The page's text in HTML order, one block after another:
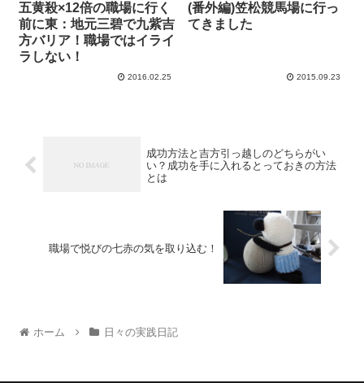
五黄殺×12倍の職場に行く
前に東：地元三碧で九紫吉
方バリア！職場ではイライ
ラしない！
2016.02.25
(番外編)笠松競馬場に行っ
てきました
2015.09.23
成功方法と吉方引っ越しのどちらがい
い？成功を手に入れるとっておきの方法
とは
職場で悦びの七赤の気を取り込む！
ホーム 日々の実践日記